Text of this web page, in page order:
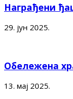
Награђени
29. јун 2025.
Обележена
13. мај 2025.